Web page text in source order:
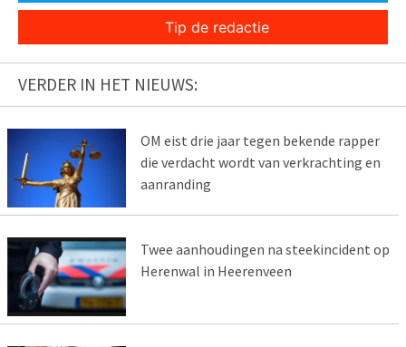
Tip de redactie
VERDER IN HET NIEUWS:
OM eist drie jaar tegen bekende rapper
die verdacht wordt van verkrachting en
aanranding
Twee aanhoudingen na steekincident op
Herenwal in Heerenveen